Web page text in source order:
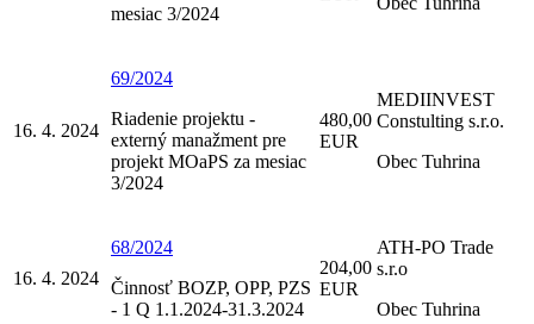
mesiac 3/2024
16. 4. 2024
69/2024
Riadenie projektu -
externý manažment pre
projekt MOaPS za mesiac
3/2024
480,00
EUR
MEDIINVEST
Constulting s.r.o.
Obec Tuhrina
16. 4. 2024
68/2024
Činnosť BOZP, OPP, PZS
- 1 Q 1.1.2024-31.3.2024
204,00
EUR
ATH-PO Trade
s.r.o
Obec Tuhrina